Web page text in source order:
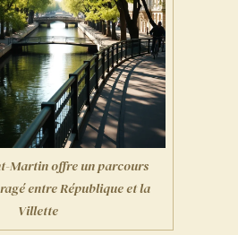
Martin offre un parcours
entre République et la
Villette